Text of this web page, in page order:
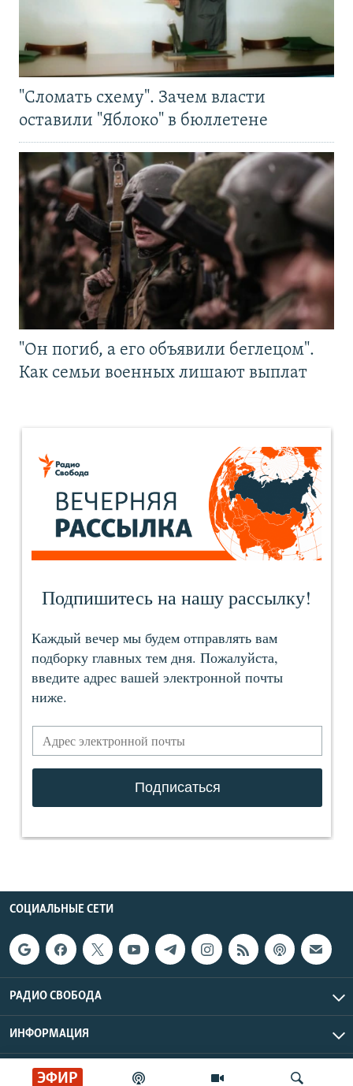
ЭФИР
"Сломать схему". Зачем власти
оставили "Яблоко" в бюллетене
"Он погиб, а его объявили беглецом".
Как семьи военных лишают выплат
СОЦИАЛЬНЫЕ СЕТИ
РАДИО СВОБОДА
ИНФОРМАЦИЯ
Радио Свобода © 2026 RFE/RL, Inc. | Все права защищены.